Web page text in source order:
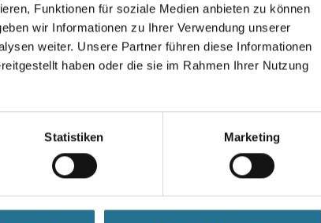
Funktionen für soziale Medien anbieten zu können
wir Informationen zu Ihrer Verwendung unserer
weiter. Unsere Partner führen diese Informationen
haben oder die sie im Rahmen Ihrer Nutzung
Statistiken Marketing
Umrechnungsfaktoren
GEFAHRENHINWEISE SPEZIFIKATIONEN